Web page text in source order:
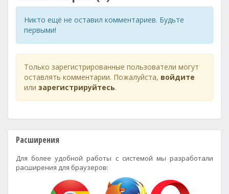
Никто ещё не оставил комментариев. Будьте
первыми!
Только зарегистрированные пользователи могут
оставлять комментарии. Пожалуйста, войдите
или зарегистрируйтесь.
Расширения
Для более удобной работы с системой мы разработали
расширения для браузеров: